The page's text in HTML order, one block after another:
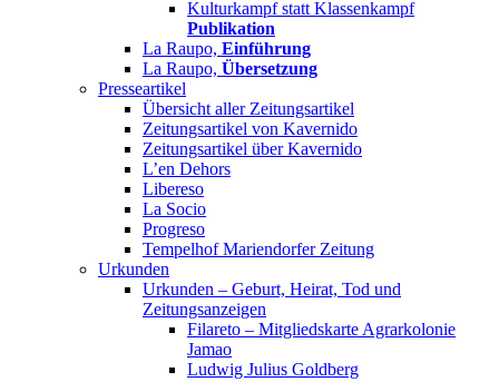
Kulturkampf statt Klassenkampf
Publikation
La Raupo, Einführung
La Raupo, Übersetzung
Presseartikel
Übersicht aller Zeitungsartikel
Zeitungsartikel von Kavernido
Zeitungsartikel über Kavernido
L’en Dehors
Libereso
La Socio
Progreso
Tempelhof Mariendorfer Zeitung
Urkunden
Urkunden – Geburt, Heirat, Tod und
Zeitungsanzeigen
Filareto – Mitgliedskarte Agrarkolonie
Jamao
Ludwig Julius Goldberg